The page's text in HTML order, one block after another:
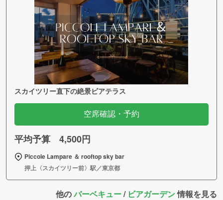
スカイツリー直下の絶景ビアテラス
空席確認・予約
平均予算 4,500円
Piccole Lampare ＆ rooftop sky bar
押上〈スカイツリー前〉駅／東京都
他のバーベキュー/ ビアガーデン情報を見る